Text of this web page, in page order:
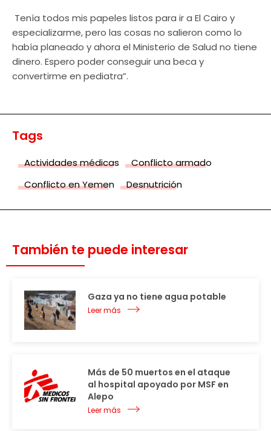
Tenía todos mis papeles listos para ir a El Cairo y
especializarme, pero las cosas no salieron como lo
había planeado y ahora el Ministerio de Salud no tiene
dinero. Espero poder conseguir una beca y
convertirme en pediatra”.
Tags
Actividades médicas
Conflicto armado
Conflicto en Yemen
Desnutrición
También te puede interesar
Gaza ya no tiene agua potable
Leer más
Más de 50 muertos en el ataque
al hospital apoyado por MSF en
Alepo
Leer más